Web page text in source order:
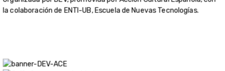
diciembre de 2022.La modalidad presencial se celebrará en
ENTI-UB, Escuela de Nuevas
españoles. Todos los juegos deben seguir el tema, pero los